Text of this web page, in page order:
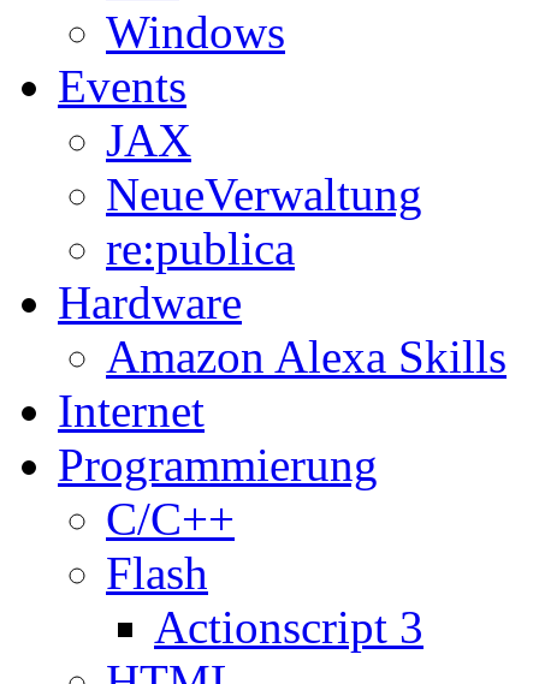
Windows
Events
JAX
NeueVerwaltung
re:publica
Hardware
Amazon Alexa Skills
Internet
Programmierung
C/C++
Flash
Actionscript 3